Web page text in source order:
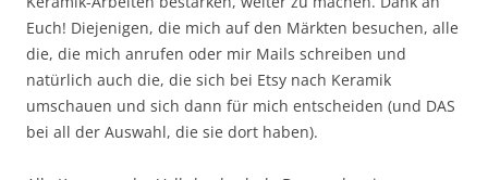
Euch! Diejenigen, die mich auf den Märkten besuchen, alle
die, die mich anrufen oder mir Mails schreiben und
natürlich auch die, die sich bei Etsy nach Keramik
umschauen und sich dann für mich entscheiden (und DAS
bei all der Auswahl, die sie dort haben).